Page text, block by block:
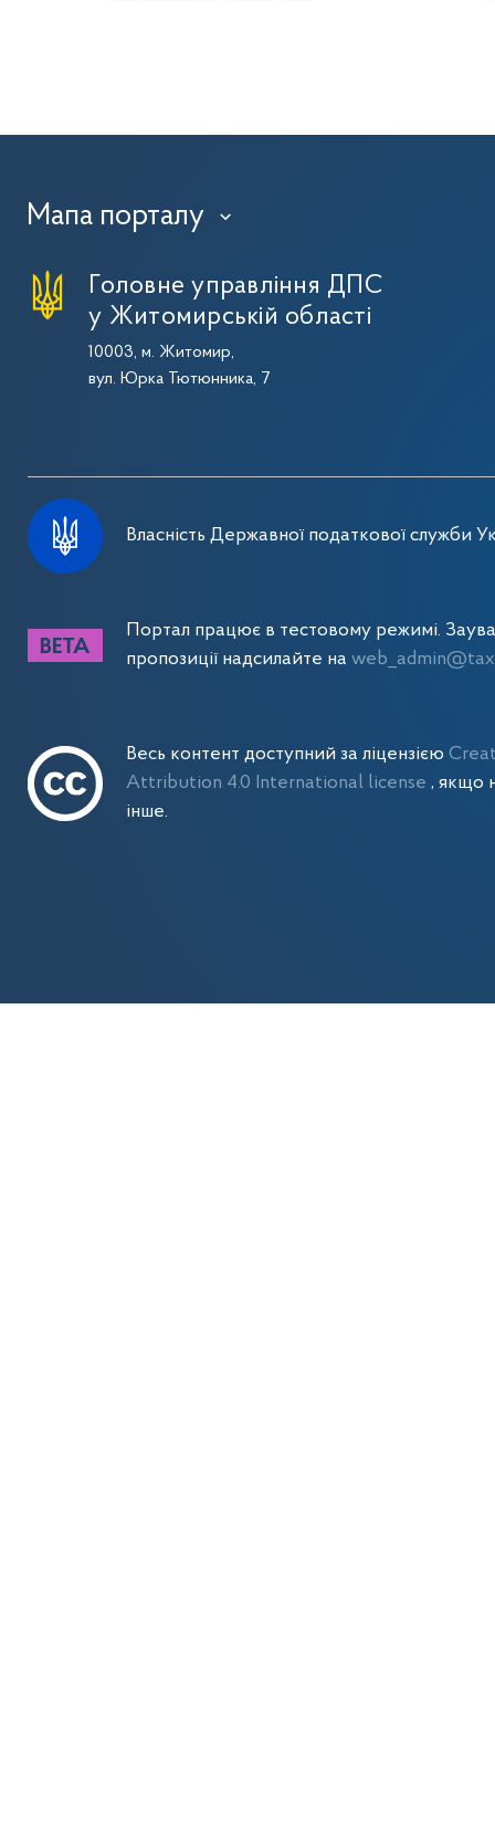
Мапа порталу ›
Головне управління ДПС
у Житомирській області
10003, м. Житомир,
вул. Юрка Тютюнника, 7
Власність Державної податкової служби
Портал працює в тестовому режимі.
пропозиції надсилайте на
Весь контент доступний за ліцензією
Attribution 4.0 International license, якщо
інше.